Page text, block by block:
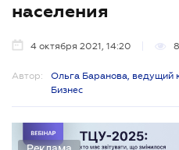
населения
4 октября 2021, 14:20
Автор:
Ольга Баранова, ведущий
Бизнес